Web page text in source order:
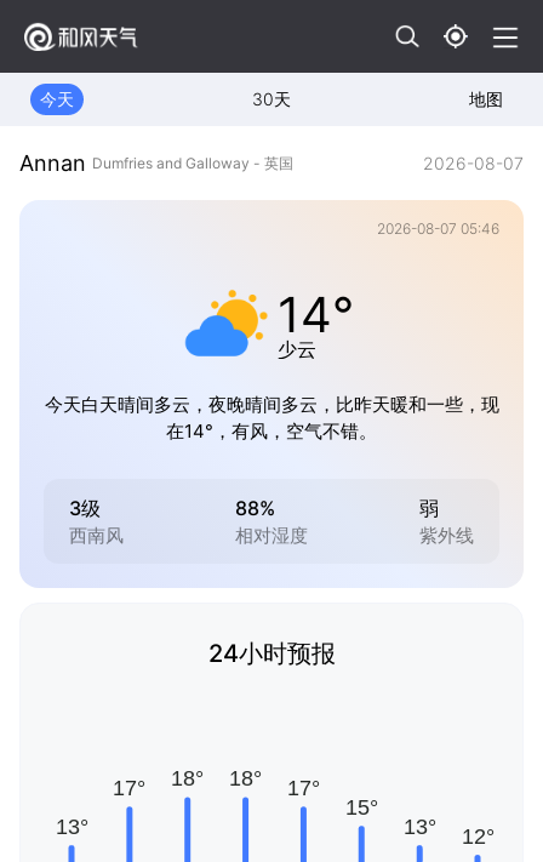
今天 30天 地图
Annan Dumfries and Galloway - 英国 2026-08-07
2026-08-07 05:46
14°
少云
今天白天晴间多云，夜晚晴间多云，比昨天暖和一些，现
在14°，有风，空气不错。
3级
西南风
88%
相对湿度
弱
紫外线
24小时预报